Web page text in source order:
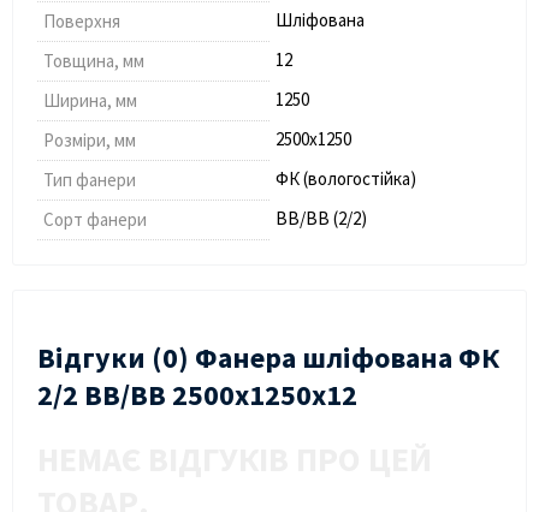
Поверхня
Шліфована
Товщина, мм
12
Ширина, мм
1250
Розміри, мм
2500х1250
Тип фанери
ФК (вологостійка)
Сорт фанери
BB/BB (2/2)
Відгуки (0) Фанера шліфована ФК
2/2 BB/BB 2500х1250х12